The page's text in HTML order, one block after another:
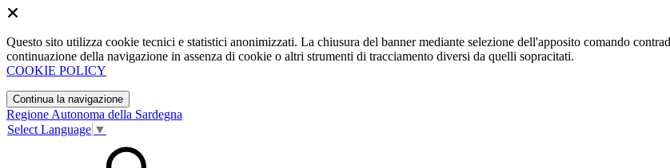
Questo sito utilizza cookie tecnici e statistici anonimizzati. La chiusura del banner mediante selezione dell'apposito comando
continuazione della navigazione in assenza di cookie o altri strumenti di tracciamento diversi da quelli sopracitati.
COOKIE POLICY
Continua la navigazione
Regione Autonoma della Sardegna
Select Language ▼